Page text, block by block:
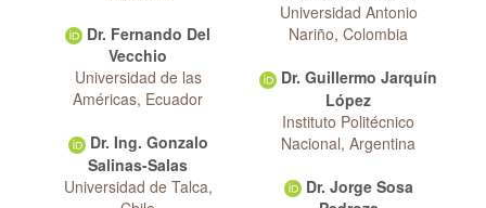
Dr. Fernando Del
Vecchio
Universidad de las
Américas, Ecuador
Dr. Ing. Gonzalo
Salinas-Salas
Universidad de Talca,
Universidad Antonio
Nariño, Colombia
Dr. Guillermo Jarquín
López
Instituto Politécnico
Nacional, Argentina
Dr. Jorge Sosa